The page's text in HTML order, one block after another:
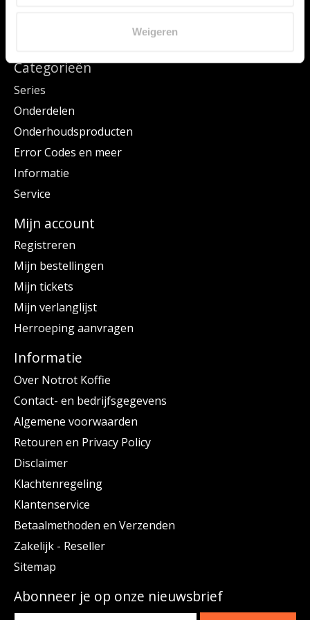
Weigeren
Categorieën
Series
Onderdelen
Onderhoudsproducten
Error Codes en meer
Informatie
Service
Mijn account
Registreren
Mijn bestellingen
Mijn tickets
Mijn verlanglijst
Herroeping aanvragen
Informatie
Over Notrot Koffie
Contact- en bedrijfsgegevens
Algemene voorwaarden
Retouren en Privacy Policy
Disclaimer
Klachtenregeling
Klantenservice
Betaalmethoden en Verzenden
Zakelijk - Reseller
Sitemap
Abonneer je op onze nieuwsbrief